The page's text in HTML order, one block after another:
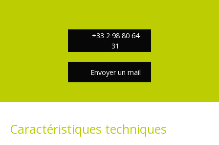
+33 2 98 80 64
31
Envoyer un mail
Caractéristiques techniques